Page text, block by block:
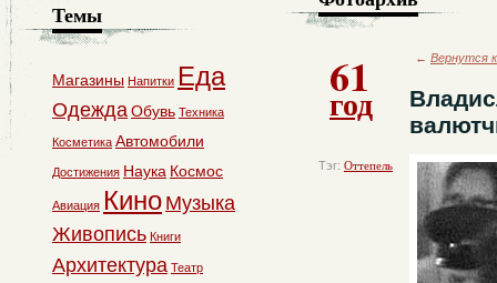
61
год
Тэг: Оттепель
← Вернутся
Темы
Магазины Напитки Еда
ОдеждаОбувь Техника
Косметика Автомобили
Достижения Наука Космос
Авиация Кино Музыка
Живопись Книги
Архитектура Театр